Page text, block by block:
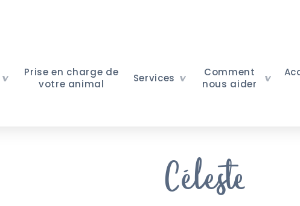
Prise en charge de
votre animal
Services
Comment
nous aider
Céleste